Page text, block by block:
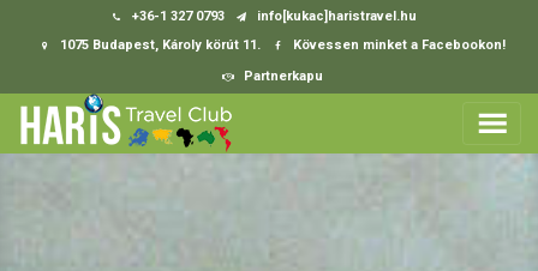
+36-1 327 0793
info[kukac]haristravel.hu
1075 Budapest, Károly körút 11.
Kövessen minket a Facebookon!
Partnerkapu